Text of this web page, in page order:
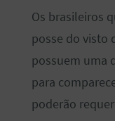
Os brasileiros
posse do visto
possuem uma
para
poderão